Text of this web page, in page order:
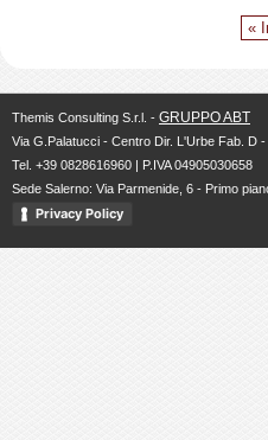
«
Themis Consulting S.r.l. - GRUPPO ABT
Via G.Palatucci - Centro Dir. L'Urbe Fab. D
Tel. +39 0828616960 | P.IVA 04905030658
Sede Salerno: Via Parmenide, 6 - Primo
Privacy Policy